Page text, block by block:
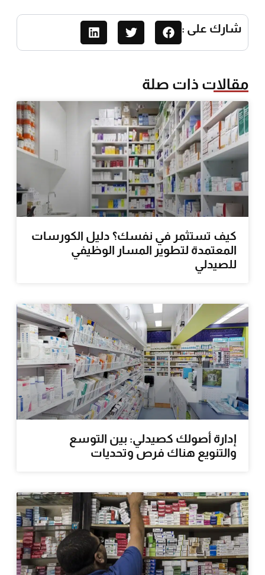
شارك على :
مقالات ذات صلة
كيف تستثمر في نفسك؟ دليل الكورسات
المعتمدة لتطوير المسار الوظيفي
للصيدلي
إدارة أصولك كصيدلي: بين التوسع
والتنويع هناك فرص وتحديات